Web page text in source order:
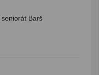
Barš